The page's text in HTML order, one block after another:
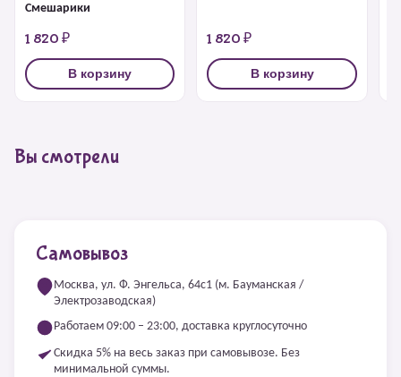
Смешарики
1 820 ₽
В корзину
1 820 ₽
В корзину
Вы смотрели
Самовывоз
Москва, ул. Ф. Энгельса, 64с1 (м. Бауманская /
Электрозаводская)
Работаем 09:00 – 23:00, доставка круглосуточно
Скидка 5% на весь заказ при самовывозе. Без
минимальной суммы.